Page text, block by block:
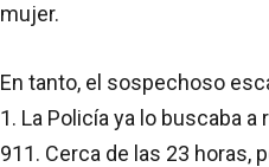
mujer.
En tanto, el sospechoso
1. La Policía ya lo buscaba a
911. Cerca de las 23 horas,